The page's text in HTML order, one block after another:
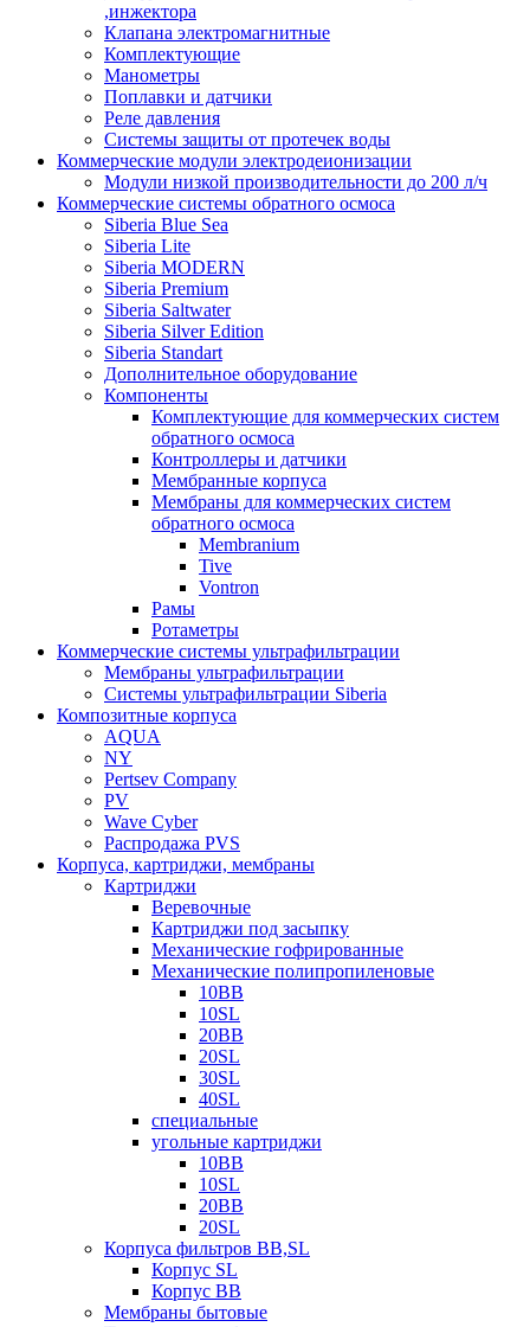
,инжектора
Клапана электромагнитные
Комплектующие
Манометры
Поплавки и датчики
Реле давления
Системы защиты от протечек воды
Коммерческие модули электродеионизации
Модули низкой производительности до 200 л/ч
Коммерческие системы обратного осмоса
Siberia Blue Sea
Siberia Lite
Siberia MODERN
Siberia Premium
Siberia Saltwater
Siberia Silver Edition
Siberia Standart
Дополнительное оборудование
Компоненты
Комплектующие для коммерческих систем
обратного осмоса
Контроллеры и датчики
Мембранные корпуса
Мембраны для коммерческих систем
обратного осмоса
Membranium
Tive
Vontron
Рамы
Ротаметры
Коммерческие системы ультрафильтрации
Мембраны ультрафильтрации
Системы ультрафильтрации Siberia
Композитные корпуса
AQUA
NY
Pertsev Company
PV
Wave Cyber
Распродажа PVS
Корпуса, картриджи, мембраны
Картриджи
Веревочные
Картриджи под засыпку
Механические гофрированные
Механические полипропиленовые
10BB
10SL
20BB
20SL
30SL
40SL
специальные
угольные картриджи
10BB
10SL
20BB
20SL
Корпуса фильтров BB,SL
Корпус SL
Корпус ВВ
Мембраны бытовые